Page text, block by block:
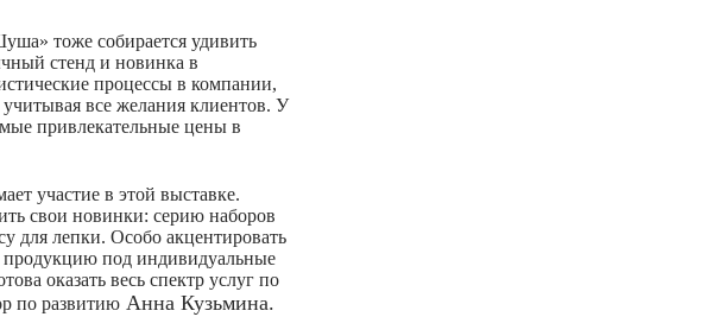
тоже собирается удивить
стенд и новинка в
процессы в компании,
все желания клиентов. У
привлекательные цены в
участие в этой выставке.
свои новинки: серию наборов
для лепки. Особо акцентировать
под индивидуальные
оказать весь спектр услуг по
по развитию Анна Кузьмина.